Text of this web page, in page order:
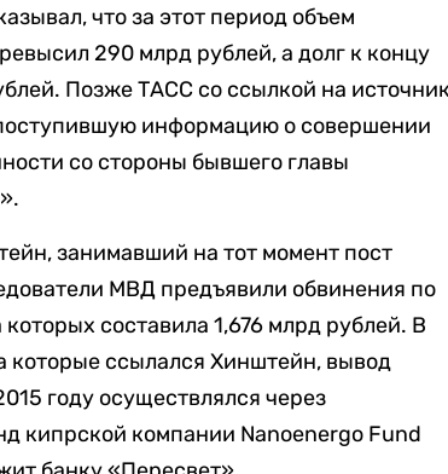
что за этот период объем
290 млрд рублей, а долг к концу
Позже ТАСС со ссылкой на
информацию о совершении
со стороны бывшего главы
занимавший на тот момент пост
МВД предъявили обвинения по
составила 1,676 млрд рублей. В
которые ссылался Хинштейн, вывод
году осуществлялся через
кипрской компании Nanoenergo Fund